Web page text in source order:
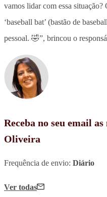
vamos lidar com essa situação?
‘baseball bat’ (bastão de
pessoal. 🤣”, brincou o
Receba no seu email
Oliveira
Frequência de envio: Diário
Ver todas